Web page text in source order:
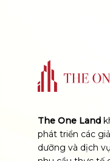
The One Land
phát triển các
dưỡng và dịch